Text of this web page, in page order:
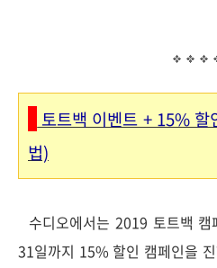
토트백 이벤트 + 15% 할
법)
수디오에서는 2019 토트백
31일까지 15% 할인 캠페인을